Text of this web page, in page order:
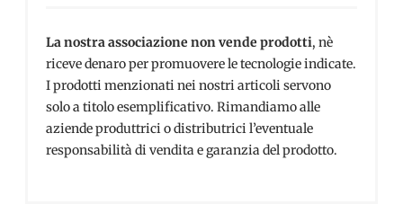
La nostra associazione non vende prodotti, nè
riceve denaro per promuovere le tecnologie indicate.
I prodotti menzionati nei nostri articoli servono
solo a titolo esemplificativo. Rimandiamo alle
aziende produttrici o distributrici l’eventuale
responsabilità di vendita e garanzia del prodotto.